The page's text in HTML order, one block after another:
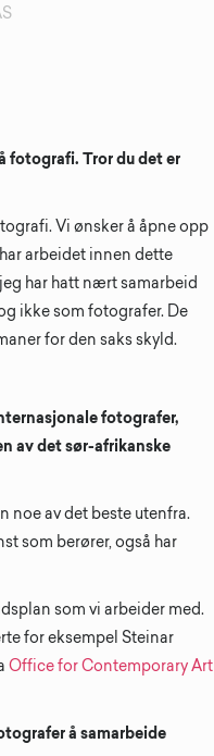
fotografi. Tror du det er
Vi ønsker å åpne opp
arbeidet innen dette
har hatt nært samarbeid
ikke som fotografer. De
for den saks skyld.
fotografer,
av det sør-afrikanske
noe av det beste utenfra.
som berører, også har
som vi arbeider med.
for eksempel Steinar
Office for Contemporary Art
å samarbeide